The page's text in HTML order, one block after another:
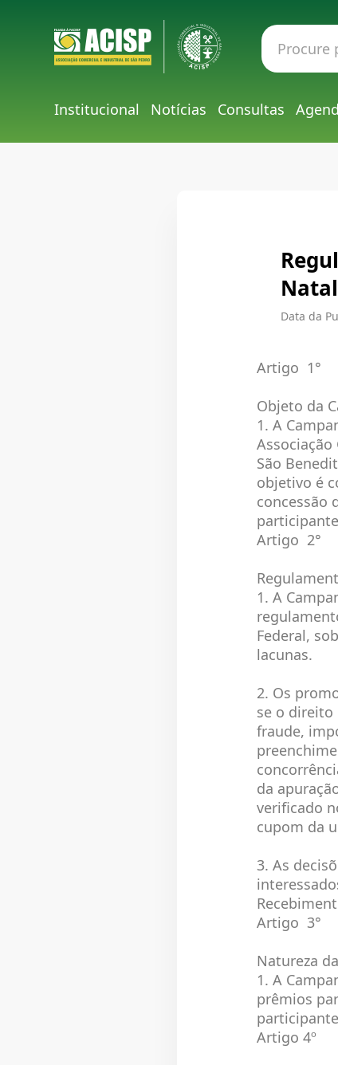
Institucional Notícias Consultas
Data da
Artigo 1°
Objeto da
1. A
Associação
São
objetivo é
concessão
Artigo 2°
1. A
Federal,
2. Os
se o direito
fraude,
da
verificado
cupom da
3. As
Artigo 3°
Natureza
1. A
prêmios
Artigo 4º